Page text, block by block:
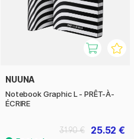
NUUNA
Notebook Graphic L - PRÊT-À-
ÉCRIRE
25.52 €
31.90 €